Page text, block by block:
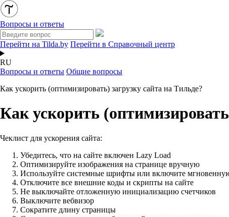
Вопросы и ответы
Перейти на Tilda.by Перейти в Справочный центр
RU
Вопросы и ответы Общие вопросы
Как ускорить (оптимизировать) загрузку сайта на Тильде?
Как ускорить
Чеклист для ускорения сайта:
Убедитесь, что на сайте включен Lazy Load
Оптимизируйте изображения на странице вручную
Используйте системные шрифты или включите
Отключите все внешние коды и скрипты на сайте
Не выключайте отложенную инициализацию счетчиков
Выключите вебвизор
Сократите длину страницы